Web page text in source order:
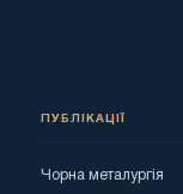
ПУБЛІКАЦІЇ
Чорна металургія